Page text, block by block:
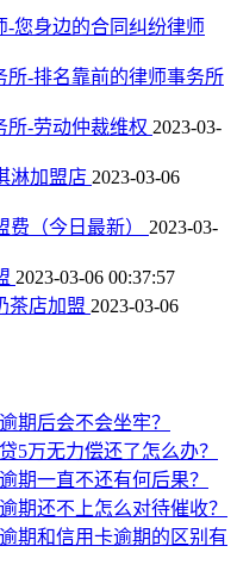
-您身边的合同纠纷律师
所-排名靠前的律师事务所
所-劳动仲裁维权 2023-03-
淋加盟店 2023-03-06
费（今日最新） 2023-03-
2023-03-06 00:37:57
茶店加盟 2023-03-06
期后会不会坐牢？
5万无力偿还了怎么办？
期一直不还有何后果？
期还不上怎么对待催收？
期和信用卡逾期的区别有